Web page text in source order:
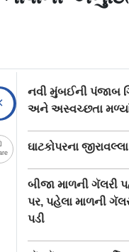
નવી મુંબઈની પંજાબ
અને અસ્વચ્છતા
ઘાટકોપરના
બીજા માળની ગૅલરી
પર, પહેલા માળની
પડી